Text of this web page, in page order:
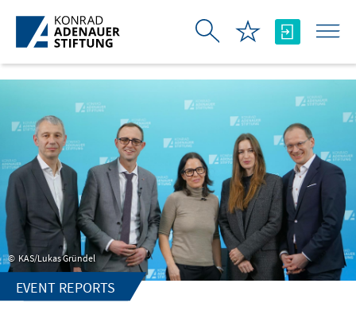
Skip to Main Content
KAS/Lukas Gründel
EVENT REPORTS